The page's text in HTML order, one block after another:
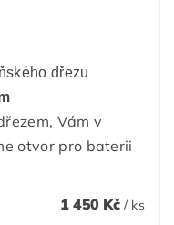
dřezu
Vám v
otvor pro baterii
1 450 Kč / ks